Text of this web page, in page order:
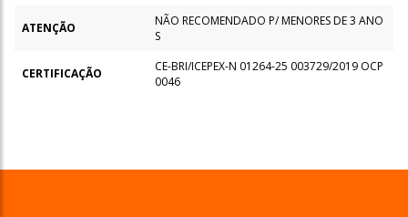
ATENÇÃO
NÃO RECOMENDADO P/ MENORES DE 3 ANO
S
CERTIFICAÇÃO
CE-BRI/ICEPEX-N 01264-25 003729/2019 OCP
0046